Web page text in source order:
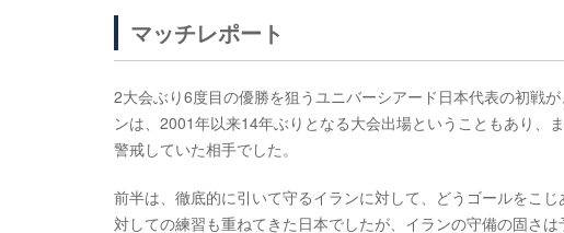
マッチレポート
2大会ぶり6度目の優勝を狙うユニバーシアード日本代表の初戦
ンは、2001年以来14年ぶりとなる大会出場ということもあり
警戒していた相手でした。
前半は、徹底的に引いて守るイランに対して、どうゴールをこ
対しての練習も重ねてきた日本でしたが、イランの守備の固さ